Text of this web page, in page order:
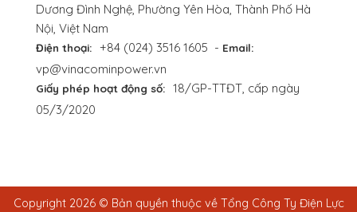
Dương Đình Nghệ, Phường Yên Hòa, Thành Phố Hà
Nội, Việt Nam
Điện thoại: +84 (024) 3516 1605 - Email:
vp@vinacominpower.vn
Giấy phép hoạt động số: 18/GP-TTĐT, cấp ngày
05/3/2020
Copyright 2026 © Bản quyền thuộc về Tổng Công Ty Điện Lực